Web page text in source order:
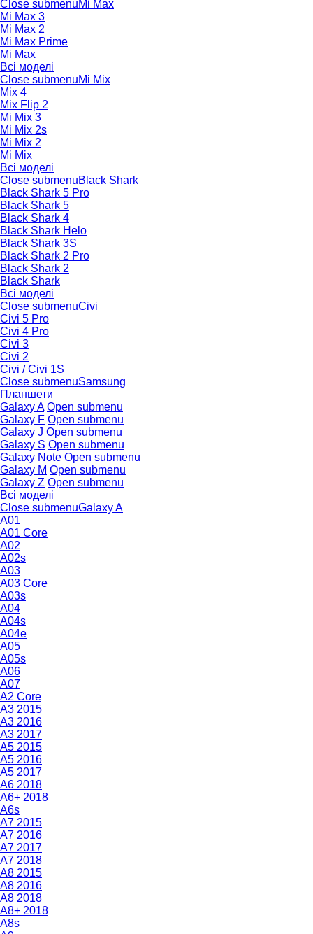
Close submenuMi Max
Mi Max 3
Mi Max 2
Mi Max Prime
Mi Max
Всі моделі
Close submenuMi Mix
Mix 4
Mix Flip 2
Mi Mix 3
Mi Mix 2s
Mi Mix 2
Mi Mix
Всі моделі
Close submenuBlack Shark
Black Shark 5 Pro
Black Shark 5
Black Shark 4
Black Shark Helo
Black Shark 3S
Black Shark 2 Pro
Black Shark 2
Black Shark
Всі моделі
Close submenuCivi
Civi 5 Pro
Civi 4 Pro
Civi 3
Civi 2
Civi / Civi 1S
Close submenuSamsung
Планшети
Galaxy A Open submenu
Galaxy F Open submenu
Galaxy J Open submenu
Galaxy S Open submenu
Galaxy Note Open submenu
Galaxy M Open submenu
Galaxy Z Open submenu
Всі моделі
Close submenuGalaxy A
A01
A01 Core
A02
A02s
A03
A03 Core
A03s
A04
A04s
A04e
A05
A05s
A06
A07
A2 Core
A3 2015
A3 2016
A3 2017
A5 2015
A5 2016
A5 2017
A6 2018
A6+ 2018
A6s
A7 2015
A7 2016
A7 2017
A7 2018
A8 2015
A8 2016
A8 2018
A8+ 2018
A8s